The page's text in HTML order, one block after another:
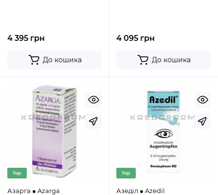
4 395 грн
До кошика
4 095 грн
До кошика
Top
Азарга ● Azarga
Top
Азеділ ● Azedil